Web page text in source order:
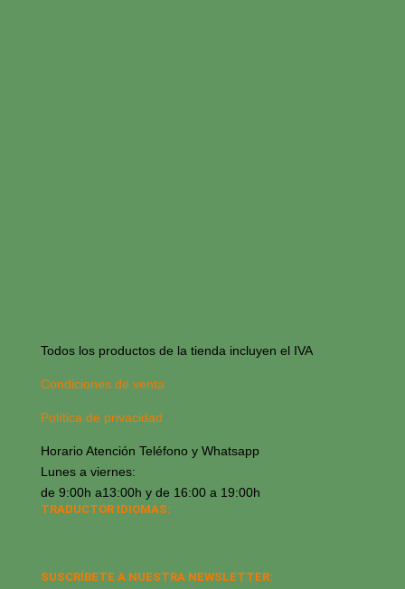
Todos los productos de la tienda incluyen el IVA
Condiciones de venta
Política de privacidad
Horario Atención Teléfono y Whatsapp
Lunes a viernes:
de 9:00h a13:00h y de 16:00 a 19:00h
TRADUCTOR IDIOMAS:
SUSCRÍBETE A NUESTRA NEWSLETTER: